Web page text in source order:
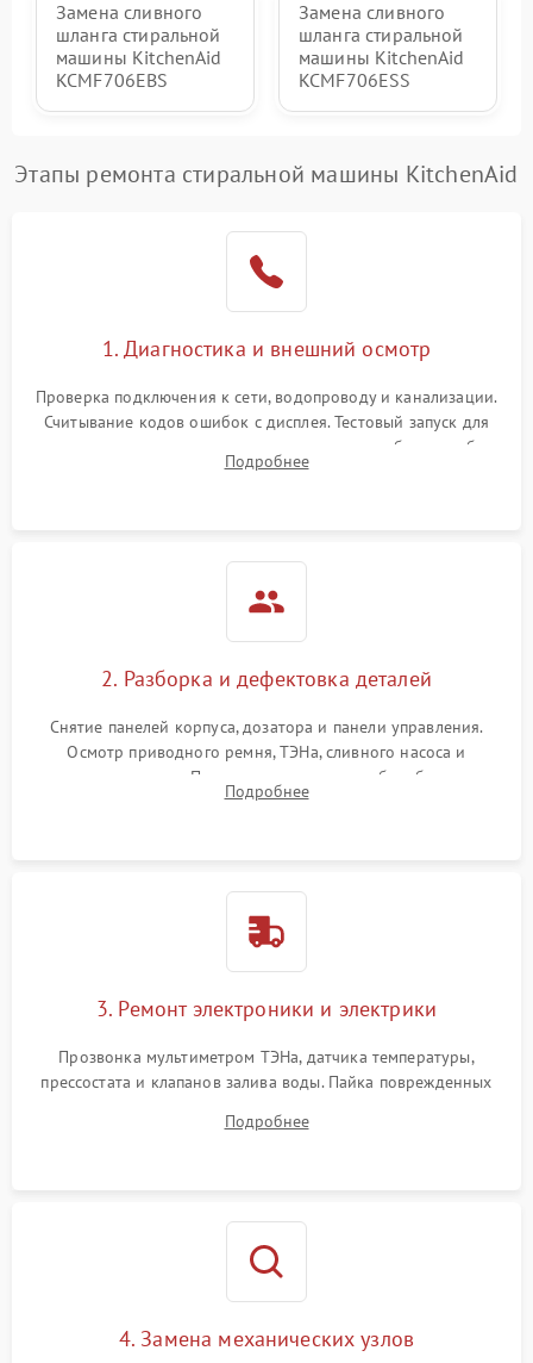
Замена сливного
шланга стиральной
машины KitchenAid
KCMF706EBS
Замена сливного
шланга стиральной
машины KitchenAid
KCMF706ESS
Этапы ремонта стиральной машины KitchenAid
1. Диагностика и внешний осмотр
Проверка подключения к сети, водопроводу и канализации.
Считывание кодов ошибок с дисплея. Тестовый запуск для
выявления посторонних шумов, протечек или сбоев в работе
электронного модуля управления.
Подробнее
2. Разборка и дефектовка деталей
Снятие панелей корпуса, дозатора и панели управления.
Осмотр приводного ремня, ТЭНа, сливного насоса и
амортизаторов. Проверка подшипников барабана и
крестовины на износ, а манжеты люка на разрывы.
Подробнее
3. Ремонт электроники и электрики
Прозвонка мультиметром ТЭНа, датчика температуры,
прессостата и клапанов залива воды. Пайка поврежденных
Восстановление целостности проводки и контактов.
Подробнее
4. Замена механических узлов